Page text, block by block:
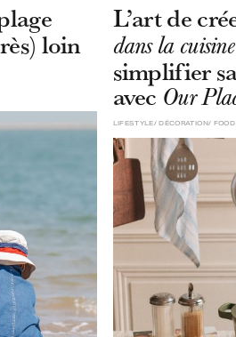
loin
L’art de
dans la
simplifier
avec Our
DÉCORATION FOOD
LIFESTYLE